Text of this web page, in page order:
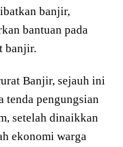
banjir,
bantuan pada
banjir.
Banjir, sejauh ini
tenda pengungsian
setelah dinaikkan
ekonomi warga